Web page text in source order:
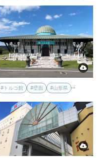
#トルコ館 #壁面 #山形県 …